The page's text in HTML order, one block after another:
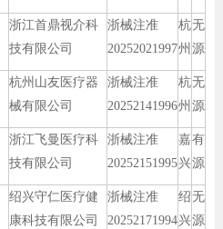
浙江首鼎视介科
技有限公司
浙械注准
20252021997
杭
州
无
源
杭州山友医疗器
械有限公司
浙械注准
20252141996
杭
州
无
源
浙江飞曼医疗科
技有限公司
浙械注准
20252151995
嘉
兴
有
源
绍兴守仁医疗健
康科技有限公司
浙械注准
20252171994
绍
兴
无
源